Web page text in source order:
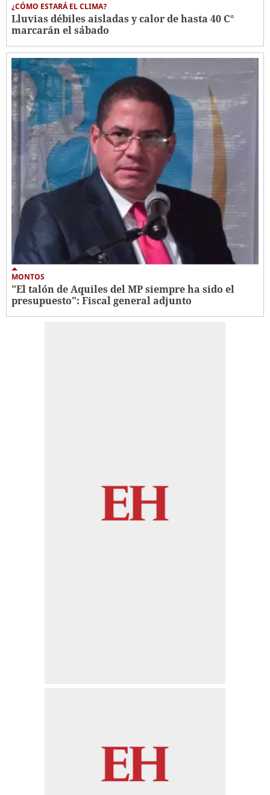
¿CÓMO ESTARÁ EL CLIMA?
Lluvias débiles aisladas y calor de hasta 40 C°
marcarán el sábado
MONTOS
"El talón de Aquiles del MP siempre ha sido el
presupuesto": Fiscal general adjunto